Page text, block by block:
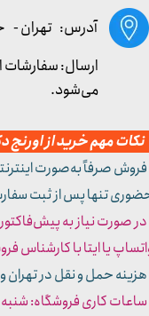
آدرس: تهران -
مهم خرید از اورنج
صرفاً به‌صورت
تنها پس از ثبت
صورت نیاز به
یا ایتا با کارشناس فروش شماره
حمل و نقل در
ارسال: سفارشات
می‌شود.